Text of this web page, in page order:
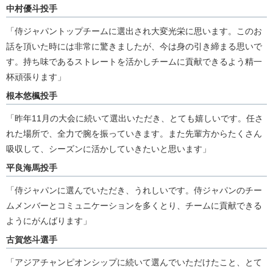
中村優斗投手
「侍ジャパントップチームに選出され大変光栄に思います。このお
話を頂いた時には非常に驚きましたが、今は身の引き締まる思いで
す。持ち味であるストレートを活かしチームに貢献できるよう精一
杯頑張ります」
根本悠楓投手
「昨年11月の大会に続いて選出いただき、とても嬉しいです。任さ
れた場所で、全力で腕を振っていきます。また先輩方からたくさん
吸収して、シーズンに活かしていきたいと思います」
平良海馬投手
「侍ジャパンに選んでいただき、うれしいです。侍ジャパンのチー
ムメンバーとコミュニケーションを多くとり、チームに貢献できる
ようにがんばります」
古賀悠斗選手
「アジアチャンピオンシップに続いて選んでいただけたこと、とて